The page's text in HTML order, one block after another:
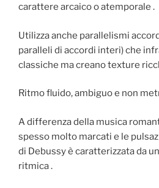
carattere arcaico o atemporale .
Utilizza anche parallelismi
paralleli di accordi interi) che
classiche ma creano texture
Ritmo fluido, ambiguo e non
A differenza della musica
spesso molto marcati e le
di Debussy è caratterizzata da
ritmica .